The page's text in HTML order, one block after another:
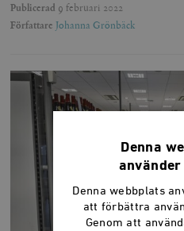
Publicerad 9 februari 2022
Författare Johanna Grönbäck
Denna
Denna webbplats
att förbättra
Genom att